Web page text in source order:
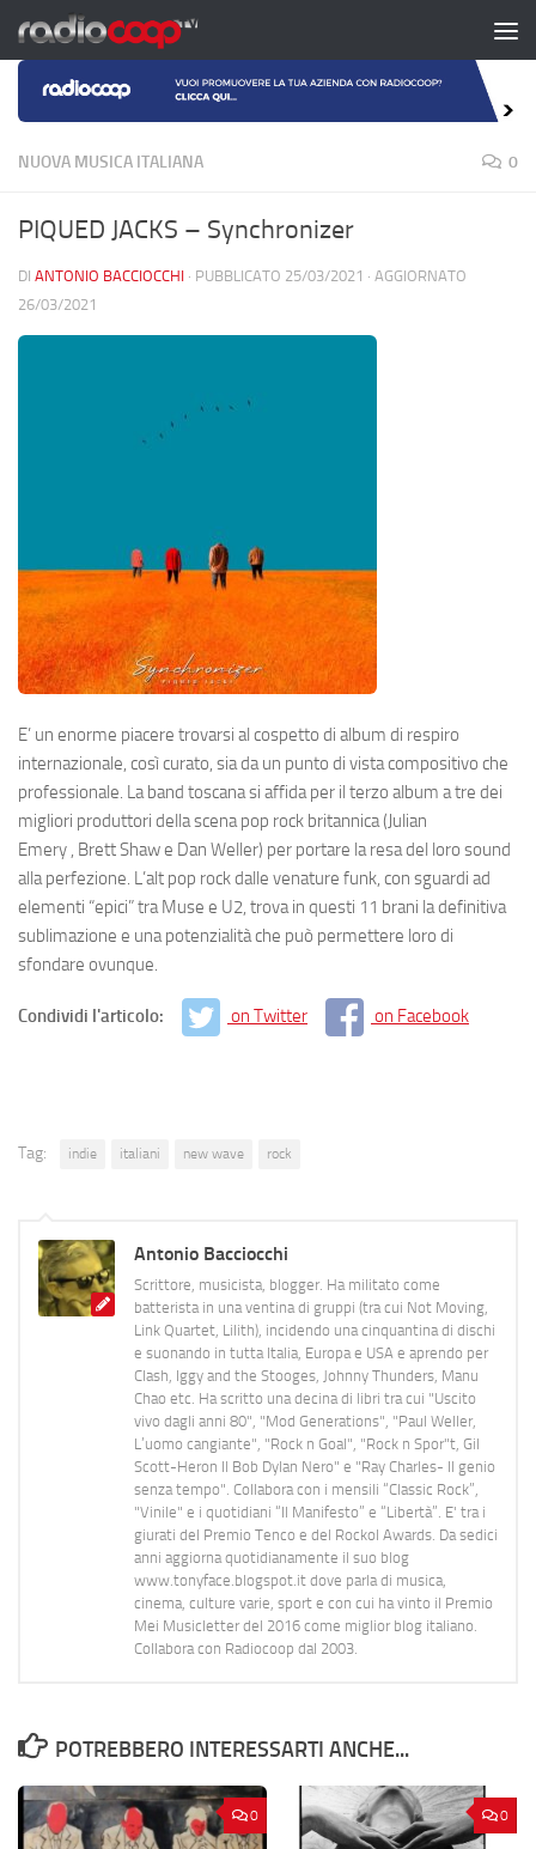
Salta al contenuto
NUOVA MUSICA ITALIANA 0
PIQUED JACKS – Synchronizer
DI ANTONIO BACCIOCCHI · PUBBLICATO 25/03/2021 · AGGIORNATO
26/03/2021
E’ un enorme piacere trovarsi al cospetto di album di respiro
internazionale, così curato, sia da un punto di vista compositivo che
professionale. La band toscana si affida per il terzo album a tre dei
migliori produttori della scena pop rock britannica (Julian
Emery , Brett Shaw e Dan Weller) per portare la resa del loro sound
alla perfezione. L’alt pop rock dalle venature funk, con sguardi ad
elementi “epici” tra Muse e U2, trova in questi 11 brani la definitiva
sublimazione e una potenzialità che può permettere loro di
sfondare ovunque.
Condividi l'articolo: on Twitter on Facebook
Tag: indie italiani new wave rock
Antonio Bacciocchi
Scrittore, musicista, blogger. Ha militato come
batterista in una ventina di gruppi (tra cui Not Moving,
Link Quartet, Lilith), incidendo una cinquantina di dischi
e suonando in tutta Italia, Europa e USA e aprendo per
Clash, Iggy and the Stooges, Johnny Thunders, Manu
Chao etc. Ha scritto una decina di libri tra cui "Uscito
vivo dagli anni 80", "Mod Generations", "Paul Weller,
L’uomo cangiante", "Rock n Goal", "Rock n Spor"t, Gil
Scott-Heron Il Bob Dylan Nero" e "Ray Charles- Il genio
senza tempo". Collabora con i mensili “Classic Rock”,
"Vinile" e i quotidiani “Il Manifesto” e “Libertà”. E' tra i
giurati del Premio Tenco e del Rockol Awards. Da sedici
anni aggiorna quotidianamente il suo blog
www.tonyface.blogspot.it dove parla di musica,
cinema, culture varie, sport e con cui ha vinto il Premio
Mei Musicletter del 2016 come miglior blog italiano.
Collabora con Radiocoop dal 2003.
POTREBBERO INTERESSARTI ANCHE...
0 0